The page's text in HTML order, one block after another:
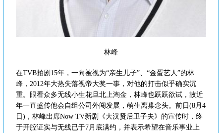
林峰
在TVB拍剧15年，一向被视为“亲生儿子”、“金蛋艺人”的林
峰，2012年大热失落视帝大奖一事，对他的打击似乎确实沉
重。眼看众多无线小生花旦北上淘金，林峰也跃跃欲试，故近
年一直盛传他会自组公司外闯发展，萌生离巢念头。前日(8月4
日)，林峰出席Now TV新剧《大汉贤后卫子夫》的宣传时，终
于开腔证实与无线已于7月底满约，并表示希望在音乐事业上